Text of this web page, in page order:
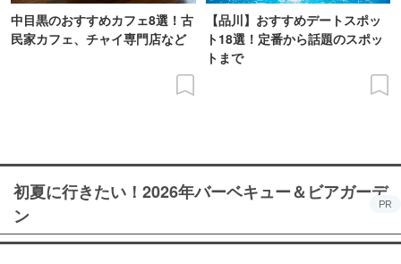
中目黒のおすすめカフェ8選！古
民家カフェ、チャイ専門店など
【品川】おすすめデートスポッ
ト18選！定番から話題のスポッ
トまで
初夏に行きたい！2026年バーベキュー＆ビアガーデ
ン
PR